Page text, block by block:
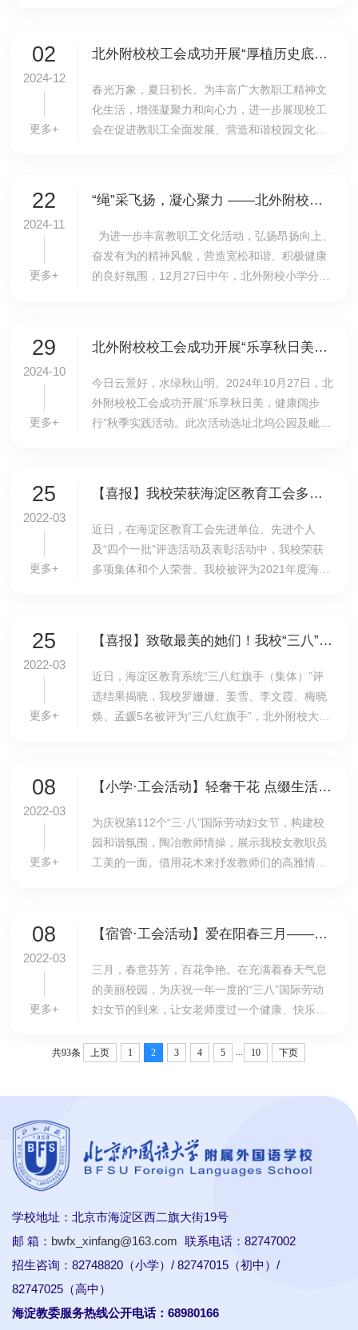
02
2024-12
更多+
北外附校校工会成功开展“厚植历史底蕴，感悟运河之美”实践活动
春光万象，夏日初长。为丰富广大教职工精神文
化生活，增强凝聚力和向心力，进一步展现校工
会在促进教职工全面发展、营造和谐校园文化中
22
2024-11
更多+
“绳”采飞扬，凝心聚力 ——北外附校小学分工会举行跳长绳活动
为进一步丰富教职工文化活动，弘扬昂扬向上、
奋发有为的精神风貌，营造宽松和谐、积极健康
的良好氛围，12月27日中午，北外附校小学分工
29
2024-10
更多+
北外附校校工会成功开展“乐享秋日美，健康阔步行”秋季实践活动
今日云景好，水绿秋山明。2024年10月27日，北
外附校校工会成功开展“乐享秋日美，健康阔步
行”秋季实践活动。此次活动选址北坞公园及毗邻
25
2022-03
更多+
【喜报】我校荣获海淀区教育工会多项荣誉
近日，在海淀区教育工会先进单位、先进个人
及“四个一批”评选活动及表彰活动中，我校荣获
多项集体和个人荣誉。我校被评为2021年度海淀
25
2022-03
更多+
【喜报】致敬最美的她们！我校“三八”红旗手（集体）受到海淀表彰！
近日，海淀区教育系统“三八红旗手（集体）”评
选结果揭晓，我校罗姗姗、姜雪、李文霞、梅晓
焕、孟媛5名被评为“三八红旗手”，北外附校大中
08
2022-03
更多+
【小学·工会活动】轻奢干花 点缀生活——我校小学分工会举办庆祝 “女神节”主题插花活动
为庆祝第112个“三·八”国际劳动妇女节，构建校
园和谐氛围，陶冶教师情操，展示我校女教职员
工美的一面。借用花木来抒发教师们的高雅情
08
2022-03
更多+
【宿管·工会活动】爱在阳春三月——宿管中心分工会“三·八”妇女节技能培训活动
三月，春意芬芳，百花争艳。在充满着春天气息
的美丽校园，为庆祝一年一度的“三八”国际劳动
妇女节的到来，让女老师度过一个健康、快乐的
职工开展了“技能培训展风采，特色小家助成
共93条 上页 1 2 3 4 5 10 下页
学校地址：北京市海淀区西二旗大街19号
邮 箱： bwfx_xinfang@163.com 联系电话：82747002
招生咨询：82748820（小学）/ 82747015（初中）/
82747025（高中）
海淀教委服务热线公开电话：68980166